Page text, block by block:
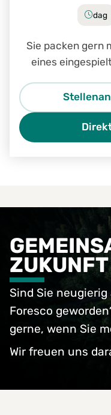
dag
Sie packen gern
eines
Sind Sie
Foresco
gerne, wenn Sie
Wir freuen uns